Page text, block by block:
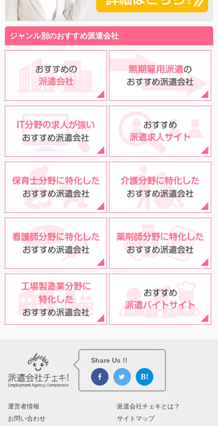
ジャンル別のおすすめ派遣会社
Share Us !!
運営者情報
派遣会社チェキとは？
お問い合わせ
サイトマップ